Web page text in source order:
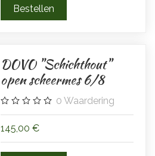
DOVO "Schichthout"
open scheermes 6/8
0 Waardering
145,00 €